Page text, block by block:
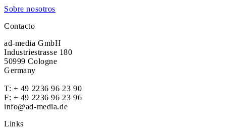
Sobre nosotros
Contacto
ad-media GmbH
Industriestrasse 180
50999 Cologne
Germany
T: + 49 2236 96 23 90
F: + 49 2236 96 23 96
info@ad-media.de
Links